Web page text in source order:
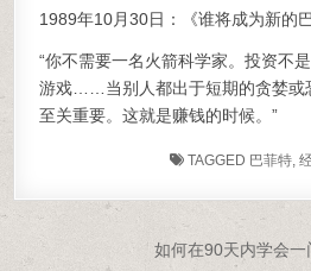
1989年10月30日：《谁将成为新的
“你不需要一名火箭科学家。投资不
游戏……当别人都出于短期的贪婪或
至关重要。这就是赚钱的时候。”
TAGGED 巴菲特,
文章导航
如何在90天内学会